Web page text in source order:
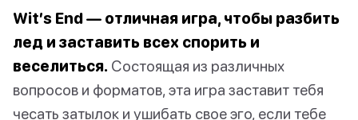
Wit’s End — отличная игра, чтобы разбить
лед и заставить всех спорить и
веселиться. Состоящая из различных
вопросов и форматов, эта игра заставит тебя
чесать затылок и ушибать свое эго, если тебе